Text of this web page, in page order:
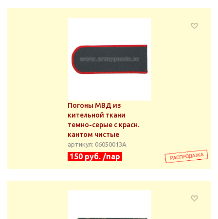
Погоны МВД из
кительной ткани
темно-серые с красн.
кантом чистые
артикул: 06050013А
150 руб. /пар